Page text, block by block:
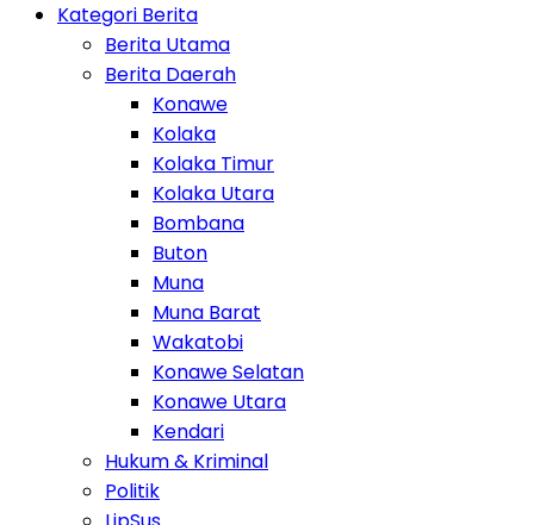
Kategori Berita
Berita Utama
Berita Daerah
Konawe
Kolaka
Kolaka Timur
Kolaka Utara
Bombana
Buton
Muna
Muna Barat
Wakatobi
Konawe Selatan
Konawe Utara
Kendari
Hukum & Kriminal
Politik